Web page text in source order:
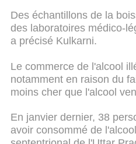
Des échantillons de la
des laboratoires médico-
a précisé Kulkarni.
Le commerce de l'alcool
notamment en raison du
moins cher que l'alcool
En janvier dernier, 38
avoir consommé de